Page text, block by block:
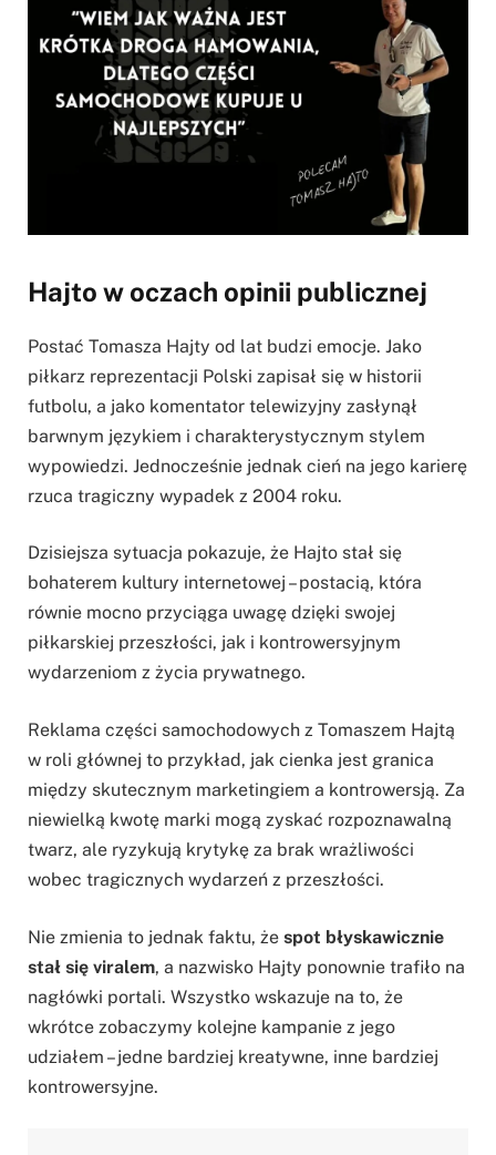
Hajto w oczach opinii publicznej
Postać Tomasza Hajty od lat budzi emocje. Jako
piłkarz reprezentacji Polski zapisał się w historii
futbolu, a jako komentator telewizyjny zasłynął
barwnym językiem i charakterystycznym stylem
wypowiedzi. Jednocześnie jednak cień na jego karierę
rzuca tragiczny wypadek z 2004 roku.
Dzisiejsza sytuacja pokazuje, że Hajto stał się
bohaterem kultury internetowej – postacią, która
równie mocno przyciąga uwagę dzięki swojej
piłkarskiej przeszłości, jak i kontrowersyjnym
wydarzeniom z życia prywatnego.
Reklama części samochodowych z Tomaszem Hajtą
w roli głównej to przykład, jak cienka jest granica
między skutecznym marketingiem a kontrowersją. Za
niewielką kwotę marki mogą zyskać rozpoznawalną
twarz, ale ryzykują krytykę za brak wrażliwości
wobec tragicznych wydarzeń z przeszłości.
Nie zmienia to jednak faktu, że spot błyskawicznie
stał się viralem, a nazwisko Hajty ponownie trafiło na
nagłówki portali. Wszystko wskazuje na to, że
wkrótce zobaczymy kolejne kampanie z jego
udziałem – jedne bardziej kreatywne, inne bardziej
kontrowersyjne.